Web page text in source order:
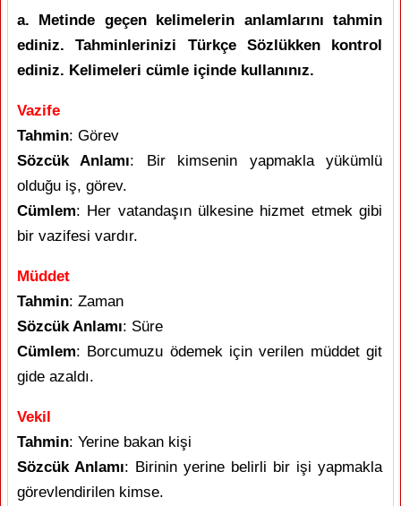
a. Metinde geçen kelimelerin anlamlarını tahmin
ediniz. Tahminlerinizi Türkçe Sözlükken kontrol
ediniz. Kelimeleri cümle içinde kullanınız.
Vazife
Tahmin: Görev
Sözcük Anlamı: Bir kimsenin yapmakla yükümlü
olduğu iş, görev.
Cümlem: Her vatandaşın ülkesine hizmet etmek gibi
bir vazifesi vardır.
Müddet
Tahmin: Zaman
Sözcük Anlamı: Süre
Cümlem: Borcumuzu ödemek için verilen müddet git
gide azaldı.
Vekil
Tahmin: Yerine bakan kişi
Sözcük Anlamı: Birinin yerine belirli bir işi yapmakla
görevlendirilen kimse.